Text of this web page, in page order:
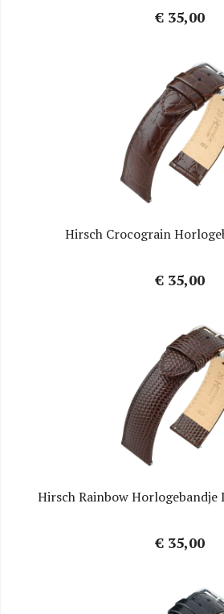
€ 35,00
Hirsch Crocograin
€ 35,00
Hirsch Rainbow
€ 35,00